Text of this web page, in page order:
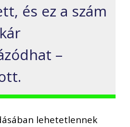
és ez a szám
–
lehetetlennek